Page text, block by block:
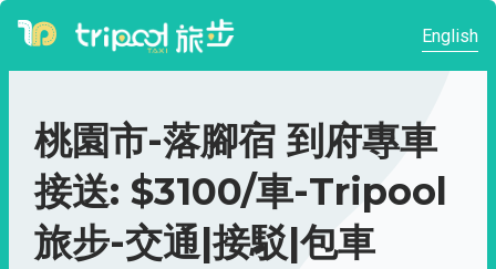
English
桃園市-落腳宿 到府專車
接送: $3100/車-Tripool
旅步-交通|接駁|包車